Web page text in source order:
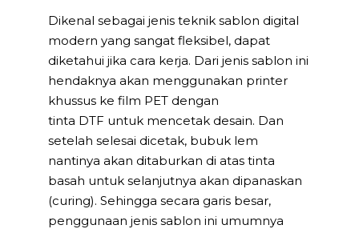
Dikenal sebagai jenis teknik sablon digital
modern yang sangat fleksibel, dapat
diketahui jika cara kerja. Dari jenis sablon ini
hendaknya akan menggunakan printer
khussus ke film PET dengan
tinta DTF untuk mencetak desain. Dan
setelah selesai dicetak, bubuk lem
nantinya akan ditaburkan di atas tinta
basah untuk selanjutnya akan dipanaskan
(curing). Sehingga secara garis besar,
penggunaan jenis sablon ini umumnya